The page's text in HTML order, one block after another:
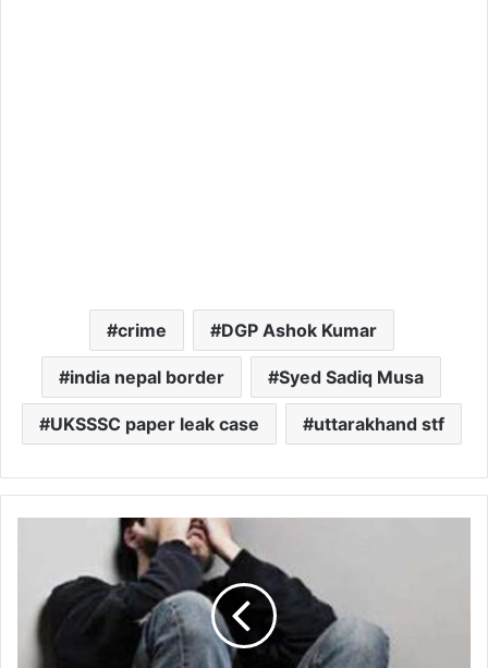
crime DGP Ashok Kumar
india nepal border Syed Sadiq Musa
UKSSSC paper leak case uttarakhand stf
उत्पीड़न
मामला